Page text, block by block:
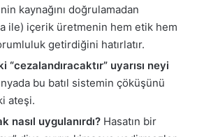
kaynağını doğrulamadan
ile) içerik üretmenin hem etik hem
getirdiğini hatırlatır.
“cezalandıracaktır” uyarısı neyi
bu batıl sistemin çöküşünü
ateşi.
nasıl uygulanırdı? Hasatın bir